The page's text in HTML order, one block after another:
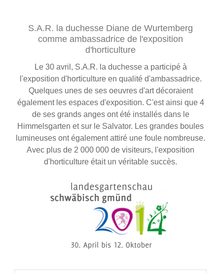
S.A.R. la duchesse Diane de Wurtemberg
comme ambassadrice de l'exposition
d'horticulture
Le 30 avril, S.A.R. la duchesse a participé à
l'exposition d'horticulture en qualité d'ambassadrice.
Quelques unes de ses oeuvres d'art décoraient
également les espaces d'exposition. C'est ainsi que 4
de ses grands anges ont été installés dans le
Himmelsgarten et sur le Salvator. Les grandes boules
lumineuses ont également attiré une foule nombreuse.
Avec plus de 2 000 000 de visiteurs, l'exposition
d'horticulture était un véritable succès.